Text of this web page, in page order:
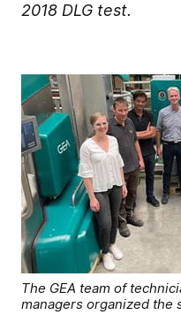
2018 DLG test.
The GEA team of
managers organized the